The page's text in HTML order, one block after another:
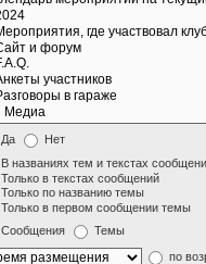
Да Нет
В названиях тем и текстах
Только в текстах сообщений
Только по названию темы
Только в первом сообщении темы
Сообщения Темы
по